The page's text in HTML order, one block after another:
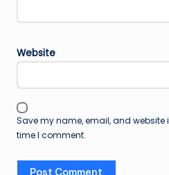
Website
Save my name, email, and website
time I comment.